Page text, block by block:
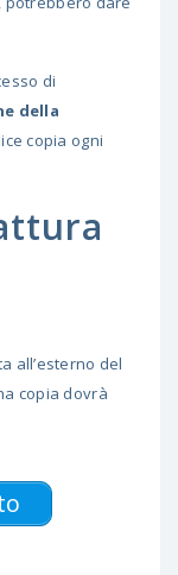
di
della
copia ogni
all’esterno del
copia dovrà